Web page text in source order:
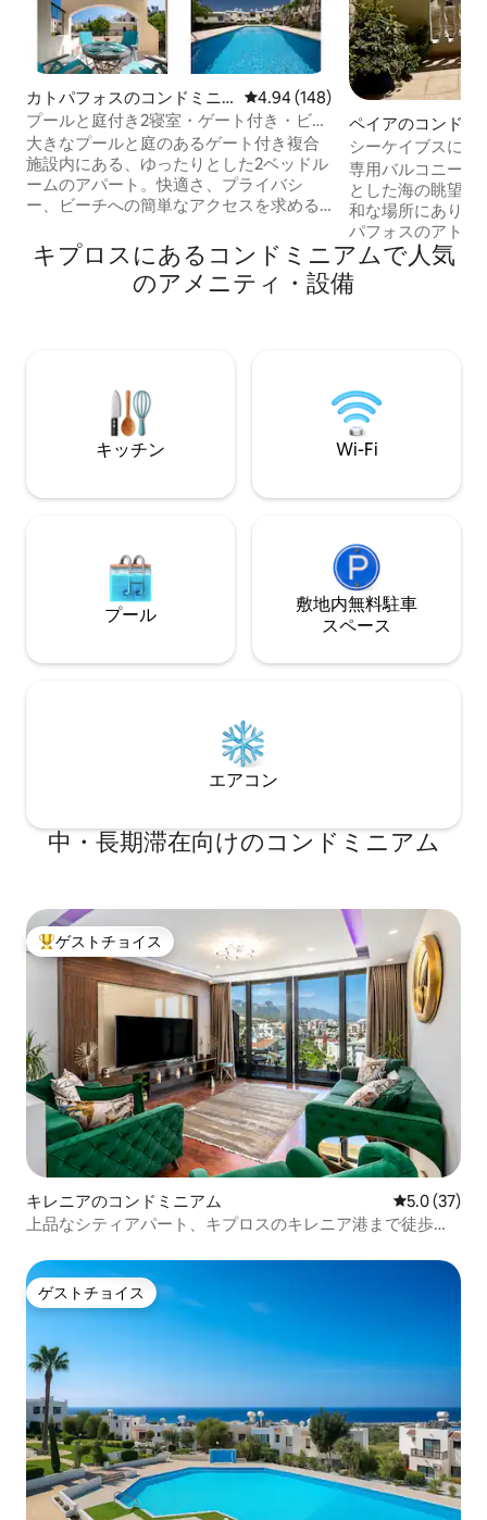
カトパフォスのコンドミニ
アム
レビュー148件、5つ星中4.94つ
4.94 (148)
プールと庭付き2寝室・ゲート付き・ビー
チまで徒歩圏内・中心部
大きなプールと庭のあるゲート付き複合
施設内にある、ゆったりとした2ベッドル
ームのアパート。快適さ、プライバシ
ー、ビーチへの簡単なアクセスを求める
ーに最適です。 最大4名様まで宿泊可能
です。屋外ダイニングとブランコのある
専用パティオと庭。専用駐車場。 高速
が、三重ガラス窓のおかげで室内は静か
ペイアのコンドミ
シーケイブスにあ
が楽しめるバルコ
アパート
専用バルコニーと
とした海の眺望ア
和な場所にありま
パフォスのアトラ
す。 プールサイドで過ごす日中と、美し
い夕日を眺める夜
最高の砂浜ビーチ
す。 （Nature、
Tavern）
キプロスにあるコンドミニアムで人気
のアメニティ・設備
キッチン Wi-Fi
プール
敷地内無料駐⁠車
ス⁠ペ⁠ー⁠ス
エアコン
中・長期滞在向けのコンドミニアム
大好評のゲストチョイスです。
ゲストチョイス
キレニアのコンドミニアム レビュー37
5.0 (37)
上品なシティアパート、キプロスのキレニア港まで徒歩圏
ゲストチョイス
ゲストチョイス